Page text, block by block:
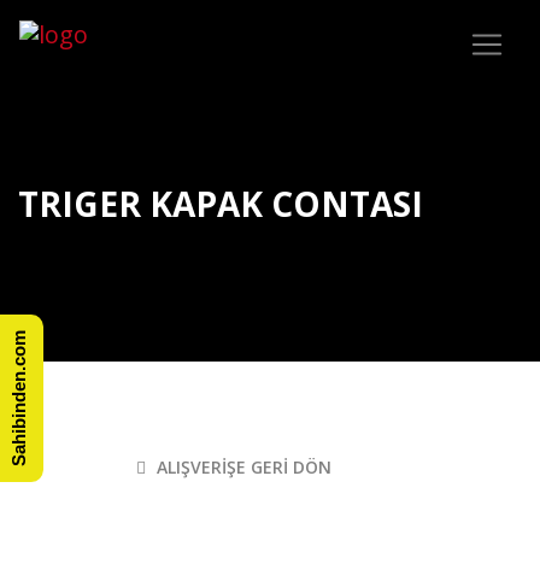
TRIGER KAPAK CONTASI
ALIŞVERIŞE GERI DÖN
Sahibinden.com